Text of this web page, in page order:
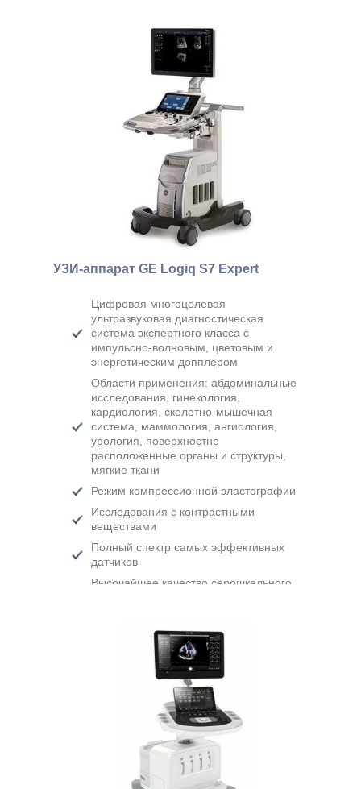
УЗИ-аппарат GE Logiq S7 Expert
Цифровая многоцелевая
ультразвуковая диагностическая
система экспертного класса с
импульсно-волновым, цветовым и
энергетическим допплером
Области применения: абдоминальные
исследования, гинекология,
кардиология, скелетно-мышечная
система, маммология, ангиология,
урология, поверхностно
расположенные органы и структуры,
мягкие ткани
Режим компрессионной эластографии
Исследования с контрастными
веществами
Полный спектр самых эффективных
датчиков
Высочайшее качество серошкального